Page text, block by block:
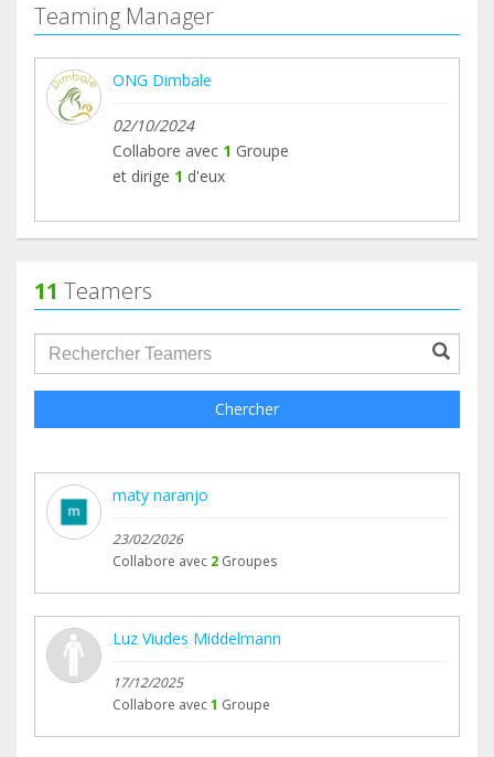
Teaming Manager
ONG Dimbale
02/10/2024
Collabore avec 1 Groupe
et dirige 1 d'eux
11 Teamers
groupProfile.searchForm.search.text???
Chercher
maty naranjo
23/02/2026
Collabore avec 2 Groupes
Luz Viudes Middelmann
17/12/2025
Collabore avec1 Groupe